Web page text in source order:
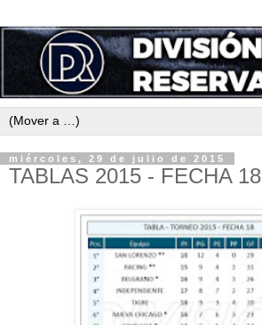
miércoles, 29 de julio de 2015
TABLAS 2015 - FECHA 18